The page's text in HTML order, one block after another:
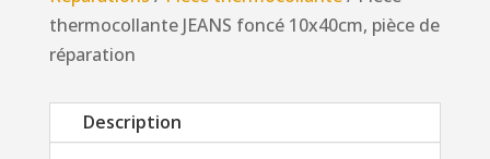
10x40cm,
pièce
de
réparation
thermocollante JEANS foncé 10x40cm, pièce de
réparation
Description